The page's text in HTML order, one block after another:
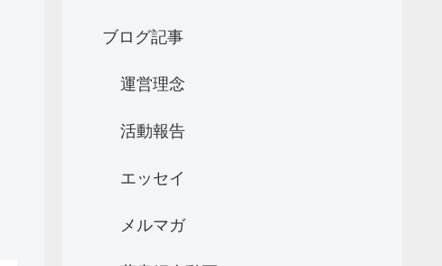
ブログ記事
運営理念
活動報告
エッセイ
メルマガ